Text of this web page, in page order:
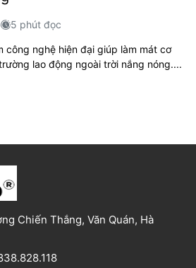
5 phút đọc
công nghệ hiện đại giúp làm mát cơ
lao động ngoài trời nắng nóng....
Chiến Thắng, Văn Quán, Hà